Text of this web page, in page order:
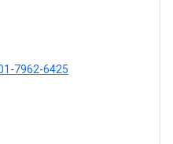
7962-6425